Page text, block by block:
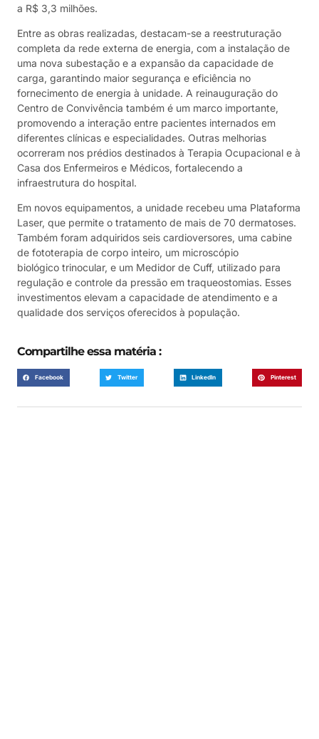
a R$ 3,3 milhões.
Entre as obras realizadas, destacam-se a reestruturação
completa da rede externa de energia, com a instalação de
uma nova subestação e a expansão da capacidade de
carga, garantindo maior segurança e eficiência no
fornecimento de energia à unidade. A reinauguração do
Centro de Convivência também é um marco importante,
promovendo a interação entre pacientes internados em
diferentes clínicas e especialidades. Outras melhorias
ocorreram nos prédios destinados à Terapia Ocupacional e à
Casa dos Enfermeiros e Médicos, fortalecendo a
infraestrutura do hospital.
Em novos equipamentos, a unidade recebeu uma Plataforma
Laser, que permite o tratamento de mais de 70 dermatoses.
Também foram adquiridos seis cardioversores, uma cabine
de fototerapia de corpo inteiro, um microscópio
biológico trinocular, e um Medidor de Cuff, utilizado para
regulação e controle da pressão em traqueostomias. Esses
investimentos elevam a capacidade de atendimento e a
qualidade dos serviços oferecidos à população.
Compartilhe essa matéria :
Facebook Twitter LinkedIn Pinterest